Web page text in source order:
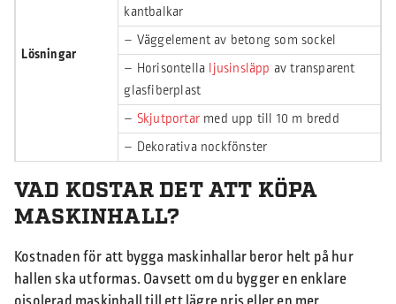
Lösningar
kantbalkar
– Väggelement av betong som sockel
– Horisontella ljusinsläpp av transparent
glasfiberplast
– Skjutportar med upp till 10 m bredd
– Dekorativa nockfönster
VAD KOSTAR DET ATT KÖPA
MASKINHALL?
Kostnaden för att bygga maskinhallar beror helt på hur
hallen ska utformas. Oavsett om du bygger en enklare